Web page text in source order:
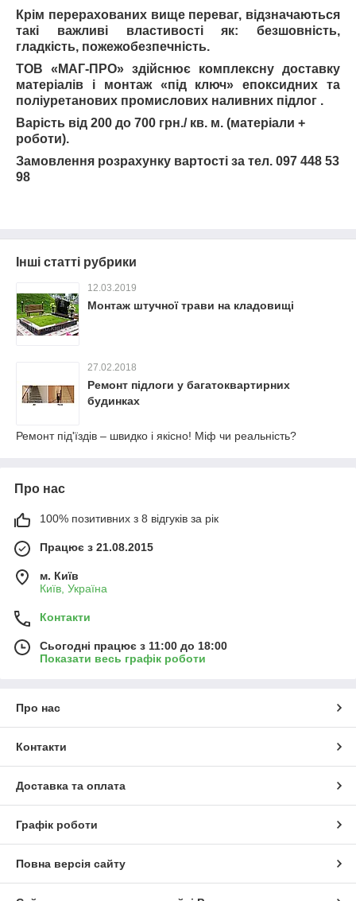
Крім перерахованих вище переваг, відзначаються
такі важливі властивості як: безшовність,
гладкість, пожежобезпечність.
ТОВ «МАГ-ПРО» здійснює комплексну доставку
матеріалів і монтаж «під ключ» епоксидних та
поліуретанових промислових наливних підлог .
Варість від 200 до 700 грн./ кв. м. (матеріали +
роботи).
Замовлення розрахунку вартості за тел. 097 448 53
98
Інші статті рубрики
12.03.2019
Монтаж штучної трави на кладовищі
27.02.2018
Ремонт підлоги у багатоквартирних
будинках
Ремонт під'їздів – швидко і якісно! Міф чи реальність?
Про нас
100% позитивних з 8 відгуків за рік
Працює з 21.08.2015
м. Київ
Київ, Україна
Контакти
Сьогодні працює з 11:00 до 18:00
Показати весь графік роботи
Про нас
Контакти
Доставка та оплата
Графік роботи
Повна версія сайту